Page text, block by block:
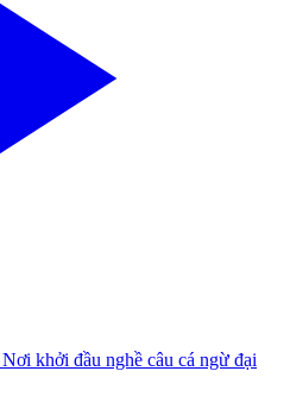
khởi đầu nghề câu cá ngừ đại